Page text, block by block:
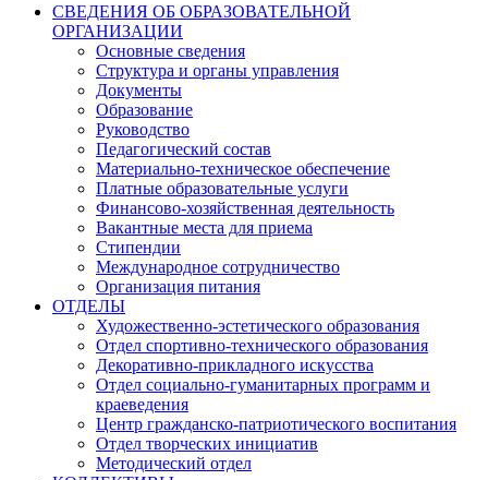
СВЕДЕНИЯ ОБ ОБРАЗОВАТЕЛЬНОЙ
ОРГАНИЗАЦИИ
Основные сведения
Структура и органы управления
Документы
Образование
Руководство
Педагогический состав
Материально-техническое обеспечение
Платные образовательные услуги
Финансово-хозяйственная деятельность
Вакантные места для приема
Стипендии
Международное сотрудничество
Организация питания
ОТДЕЛЫ
Художественно-эстетического образования
Отдел спортивно-технического образования
Декоративно-прикладного искусства
Отдел социально-гуманитарных программ и
краеведения
Центр гражданско-патриотического воспитания
Отдел творческих инициатив
Методический отдел